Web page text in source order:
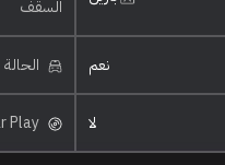
السقف
نعم الحالة
لا